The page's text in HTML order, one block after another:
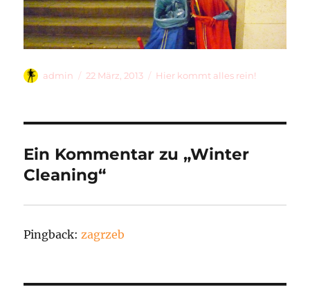
Autor
admin
Veröffentlicht
22 März, 2013 Kategorien
Hier kommt alles rein!
Ein Kommentar zu „Winter
Cleaning“
Pingback:zagrzeb